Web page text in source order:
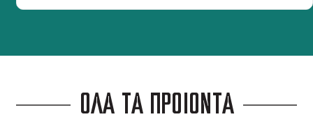
ΟΛΑ ΤΑ ΠΡΟΪΟΝΤΑ